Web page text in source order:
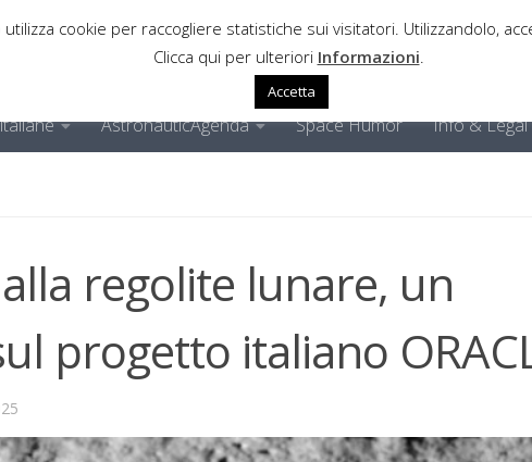
AstronauticAgenda Space Humor Info & Legal
regolite lunare, un
progetto italiano
cookie per raccogliere statistiche sui visitatori. Utilizzandolo,
Clicca qui per ulteriori Informazioni
Accetta